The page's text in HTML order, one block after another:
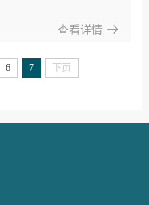
查看详情
6 7 下页